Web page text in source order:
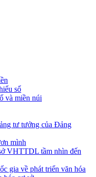
số
và miền núi
tư tưởng của Đảng
mình
VHTTDL tầm nhìn đến
gia về phát triển văn hóa